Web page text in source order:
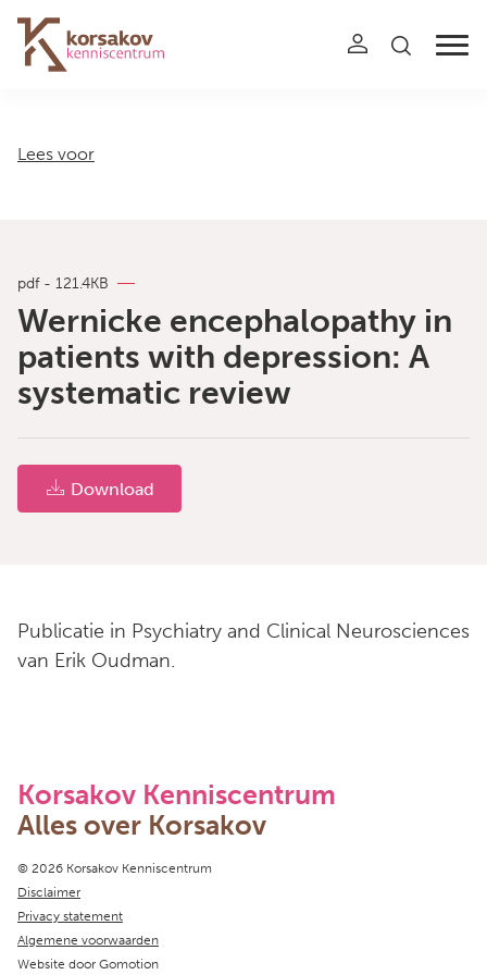
Navigation
Lees voor
pdf - 121.4KB
Wernicke encephalopathy in
patients with depression: A
systematic review
Download
Publicatie in Psychiatry and Clinical Neurosciences
van Erik Oudman.
Korsakov Kenniscentrum
Alles over Korsakov
Copyright navigation
© 2026 Korsakov Kenniscentrum
Disclaimer
Privacy statement
Algemene voorwaarden
Website door Gomotion